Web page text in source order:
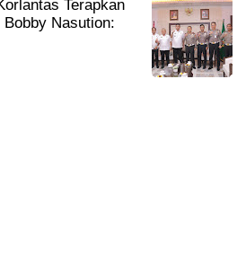
Terapkan
Nasution: